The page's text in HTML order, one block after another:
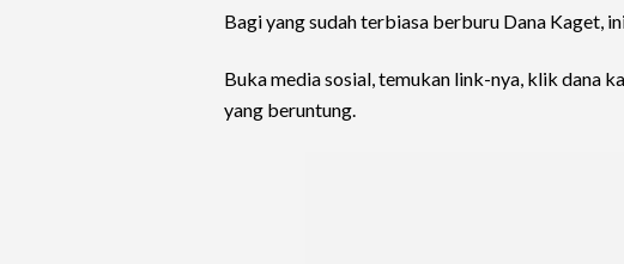
Bagi yang sudah terbiasa berburu Dana Kaget,
Buka media sosial, temukan link-nya, klik dana
yang beruntung.